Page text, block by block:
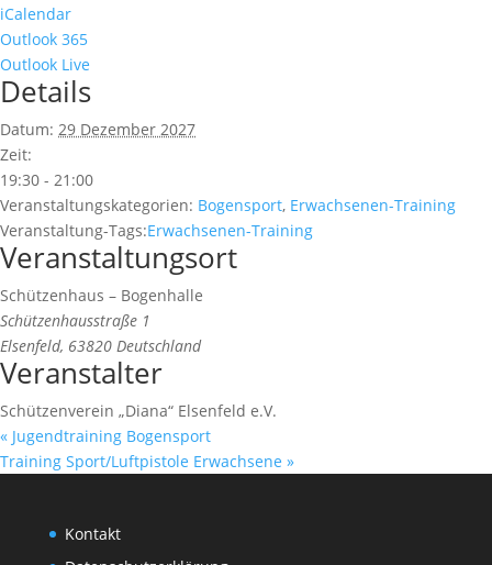
iCalendar
Outlook 365
Outlook Live
Details
Datum: 29 Dezember 2027
Zeit:
19:30 - 21:00
Veranstaltungskategorien: Bogensport, Erwachsenen-Training
Veranstaltung-Tags:Erwachsenen-Training
Veranstaltungsort
Schützenhaus – Bogenhalle
Schützenhausstraße 1
Elsenfeld, 63820 Deutschland
Veranstalter
Schützenverein „Diana“ Elsenfeld e.V.
« Jugendtraining Bogensport
Training Sport/Luftpistole Erwachsene »
Kontakt